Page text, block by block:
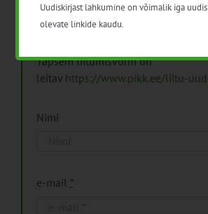
Isikuandmeid töötleme vastavalt
Täpsem liitumisvorm on
leitav https://www.pikk.ee/liitu-
Nimi
e-mail *
Uudiskirjast lahkumine on võimalik iga
olevate linkide kaudu.